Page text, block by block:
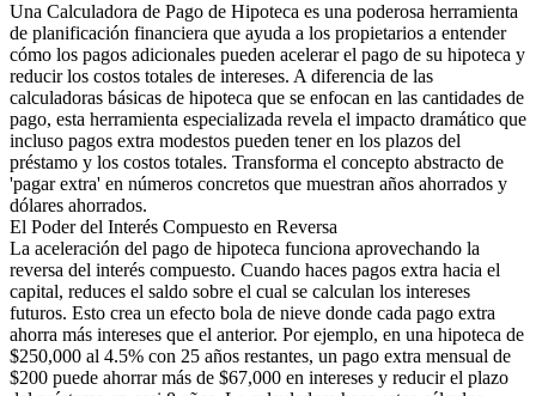
Una Calculadora de Pago de Hipoteca es una poderosa herramienta
de planificación financiera que ayuda a los propietarios a entender
cómo los pagos adicionales pueden acelerar el pago de su hipoteca y
reducir los costos totales de intereses. A diferencia de las
calculadoras básicas de hipoteca que se enfocan en las cantidades de
pago, esta herramienta especializada revela el impacto dramático que
incluso pagos extra modestos pueden tener en los plazos del
préstamo y los costos totales. Transforma el concepto abstracto de
'pagar extra' en números concretos que muestran años ahorrados y
dólares ahorrados.
El Poder del Interés Compuesto en Reversa
La aceleración del pago de hipoteca funciona aprovechando la
reversa del interés compuesto. Cuando haces pagos extra hacia el
capital, reduces el saldo sobre el cual se calculan los intereses
futuros. Esto crea un efecto bola de nieve donde cada pago extra
ahorra más intereses que el anterior. Por ejemplo, en una hipoteca de
$250,000 al 4.5% con 25 años restantes, un pago extra mensual de
$200 puede ahorrar más de $67,000 en intereses y reducir el plazo